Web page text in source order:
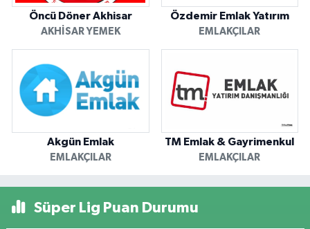
Öncü Döner Akhisar
AKHISAR YEMEK
Özdemir Emlak Yatırım
EMLAKÇILAR
Akgün Emlak
EMLAKÇILAR
TM Emlak & Gayrimenkul
EMLAKÇILAR
Süper Lig Puan Durumu